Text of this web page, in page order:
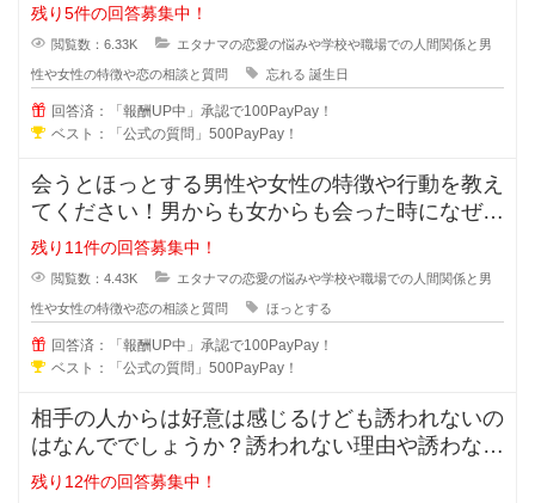
残り5件の回答募集中！
閲覧数：6.33K エタナマの恋愛の悩みや学校や職場での人間関係と男
性や女性の特徴や恋の相談と質問 忘れる 誕生日
回答済：「報酬UP中」承認で100PayPay！
ベスト：「公式の質問」500PayPay！
会うとほっとする男性や女性の特徴や行動を教え
てください！男からも女からも会った時になぜだ
かほっとする女の人や男の人ってい
残り11件の回答募集中！
閲覧数：4.43K エタナマの恋愛の悩みや学校や職場での人間関係と男
性や女性の特徴や恋の相談と質問 ほっとする
回答済：「報酬UP中」承認で100PayPay！
ベスト：「公式の質問」500PayPay！
相手の人からは好意は感じるけども誘われないの
はなんででしょうか？誘われない理由や誘わない
心理を教えてください。女性からは
残り12件の回答募集中！